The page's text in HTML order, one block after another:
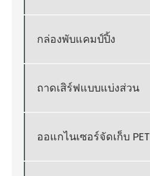
กล่องพับแคมป์ปิ้ง
ถาดเสิร์ฟแบบแบ่งส่วน
ออแกไนเซอร์จัดเก็บ PET